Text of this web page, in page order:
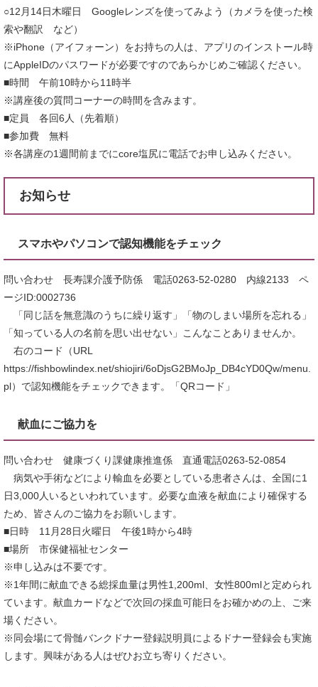
○12月14日木曜日 Googleレンズを使ってみよう（カメラを使った検
索や翻訳 など）
※iPhone（アイフォーン）をお持ちの人は、アプリのインストール時
にAppleIDのパスワードが必要ですのであらかじめご確認ください。
■時間 午前10時から11時半
※講座後の質問コーナーの時間を含みます。
■定員 各回6人（先着順）
■参加費 無料
※各講座の1週間前までにcore塩尻に電話でお申し込みください。
お知らせ
スマホやパソコンで認知機能をチェック
問い合わせ 長寿課介護予防係 電話0263-52-0280 内線2133 ペ
ージID:0002736
「同じ話を無意識のうちに繰り返す」「物のしまい場所を忘れる」
「知っている人の名前を思い出せない」こんなことありませんか。
右のコード（URL
https://fishbowlindex.net/shiojiri/6oDjsG2BMoJp_DB4cYD0Qw/menu.
pl）で認知機能をチェックできます。「QRコード」
献血にご協力を
問い合わせ 健康づくり課健康推進係 直通電話0263-52-0854
病気や手術などにより輸血を必要としている患者さんは、全国に1
日3,000人いるといわれています。必要な血液を献血により確保する
ため、皆さんのご協力をお願いします。
■日時 11月28日火曜日 午後1時から4時
■場所 市保健福祉センター
※申し込みは不要です。
※1年間に献血できる総採血量は男性1,200ml、女性800mlと定められ
ています。献血カードなどで次回の採血可能日をお確かめの上、ご来
場ください。
※同会場にて骨髄バンクドナー登録説明員によるドナー登録会も実施
します。興味がある人はぜひお立ち寄りください。